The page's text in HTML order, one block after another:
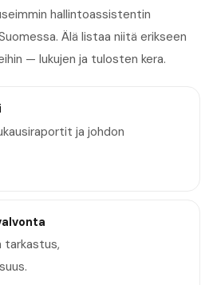
hallintoassistentin
Älä listaa niitä erikseen
— lukujen ja tulosten kera.
ja johdon
tarkastus,